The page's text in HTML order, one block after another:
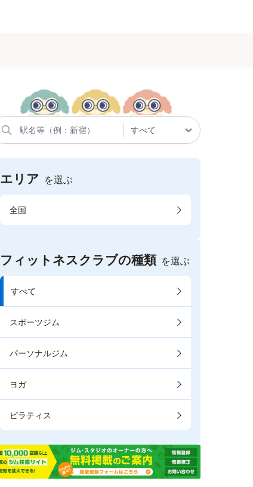
エリア を選ぶ
全国
フィットネスクラブの種類 を選ぶ
すべて
スポーツジム
パーソナルジム
ヨガ
ピラティス